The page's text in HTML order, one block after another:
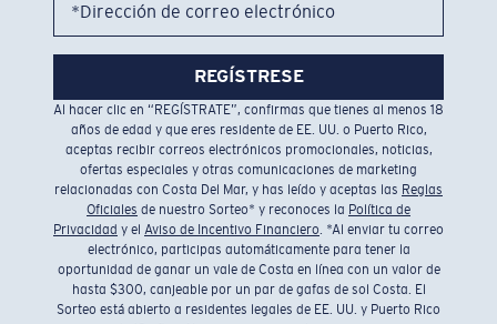
*Dirección de correo electrónico
REGÍSTRESE
Al hacer clic en “REGÍSTRATE”, confirmas que tienes al menos 18
años de edad y que eres residente de EE. UU. o Puerto Rico,
aceptas recibir correos electrónicos promocionales, noticias,
ofertas especiales y otras comunicaciones de marketing
relacionadas con Costa Del Mar, y has leído y aceptas las Reglas
Oficiales de nuestro Sorteo* y reconoces la Política de
Privacidad y el Aviso de Incentivo Financiero . *Al enviar tu correo
electrónico, participas automáticamente para tener la
oportunidad de ganar un vale de Costa en línea con un valor de
hasta $300, canjeable por un par de gafas de sol Costa. El
Sorteo está abierto a residentes legales de EE. UU. y Puerto Rico